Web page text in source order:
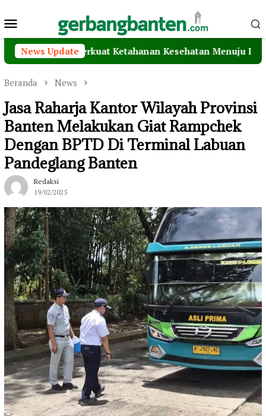
ke
Menu
Mobile
News Update
Perkuat Ketahanan Kesehatan Menuju Indonesia
Beranda News
Jasa Raharja Kantor Wilayah Provinsi
Banten Melakukan Giat Rampchek
Dengan BPTD Di Terminal Labuan
Pandeglang Banten
Redaksi
19/02/2025